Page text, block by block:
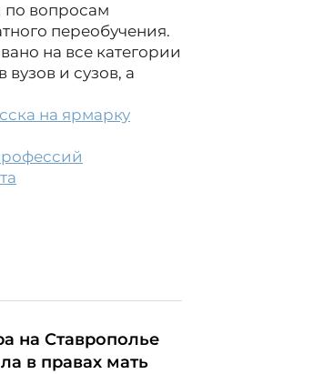
по вопросам
переобучения.
на все категории
и сузов, а
на ярмарку
на Ставрополье
в правах мать